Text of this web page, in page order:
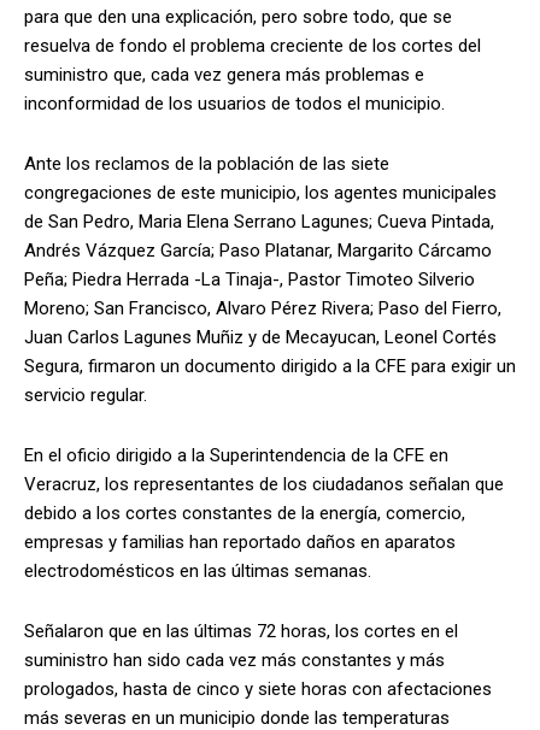
para que den una explicación, pero sobre todo, que se
resuelva de fondo el problema creciente de los cortes del
suministro que, cada vez genera más problemas e
inconformidad de los usuarios de todos el municipio.
Ante los reclamos de la población de las siete
congregaciones de este municipio, los agentes municipales
de San Pedro, Maria Elena Serrano Lagunes; Cueva Pintada,
Andrés Vázquez García; Paso Platanar, Margarito Cárcamo
Peña; Piedra Herrada -La Tinaja-, Pastor Timoteo Silverio
Moreno; San Francisco, Alvaro Pérez Rivera; Paso del Fierro,
Juan Carlos Lagunes Muñiz y de Mecayucan, Leonel Cortés
Segura, firmaron un documento dirigido a la CFE para exigir un
servicio regular.
En el oficio dirigido a la Superintendencia de la CFE en
Veracruz, los representantes de los ciudadanos señalan que
debido a los cortes constantes de la energía, comercio,
empresas y familias han reportado daños en aparatos
electrodomésticos en las últimas semanas.
Señalaron que en las últimas 72 horas, los cortes en el
suministro han sido cada vez más constantes y más
prologados, hasta de cinco y siete horas con afectaciones
más severas en un municipio donde las temperaturas